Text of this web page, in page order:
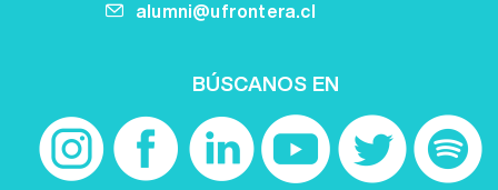
alumni@ufrontera.cl
BÚSCANOS EN